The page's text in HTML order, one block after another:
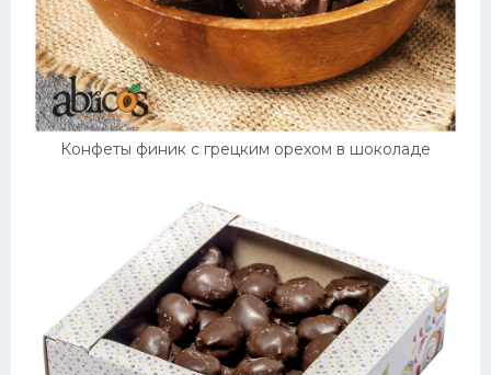
Конфеты финик с грецким орехом в шоколаде